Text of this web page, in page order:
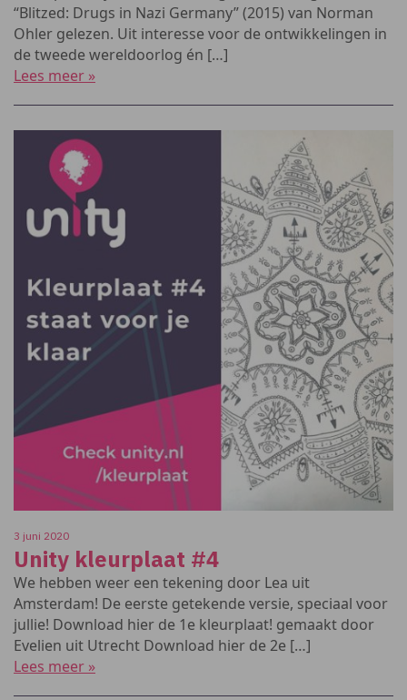
“Blitzed: Drugs in Nazi Germany” (2015) van Norman
Ohler gelezen. Uit interesse voor de ontwikkelingen in
de tweede wereldoorlog én […]
Lees meer »
3 juni 2020
Unity kleurplaat #4
We hebben weer een tekening door Lea uit
Amsterdam! De eerste getekende versie, speciaal voor
jullie! Download hier de 1e kleurplaat! gemaakt door
Evelien uit Utrecht Download hier de 2e […]
Lees meer »